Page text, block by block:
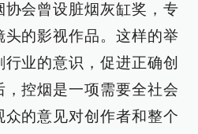
会曾设脏烟灰缸奖，专
的影视作品。这样的举
业的意识，促进正确创
控烟是一项需要全社会
的意见对创作者和整个